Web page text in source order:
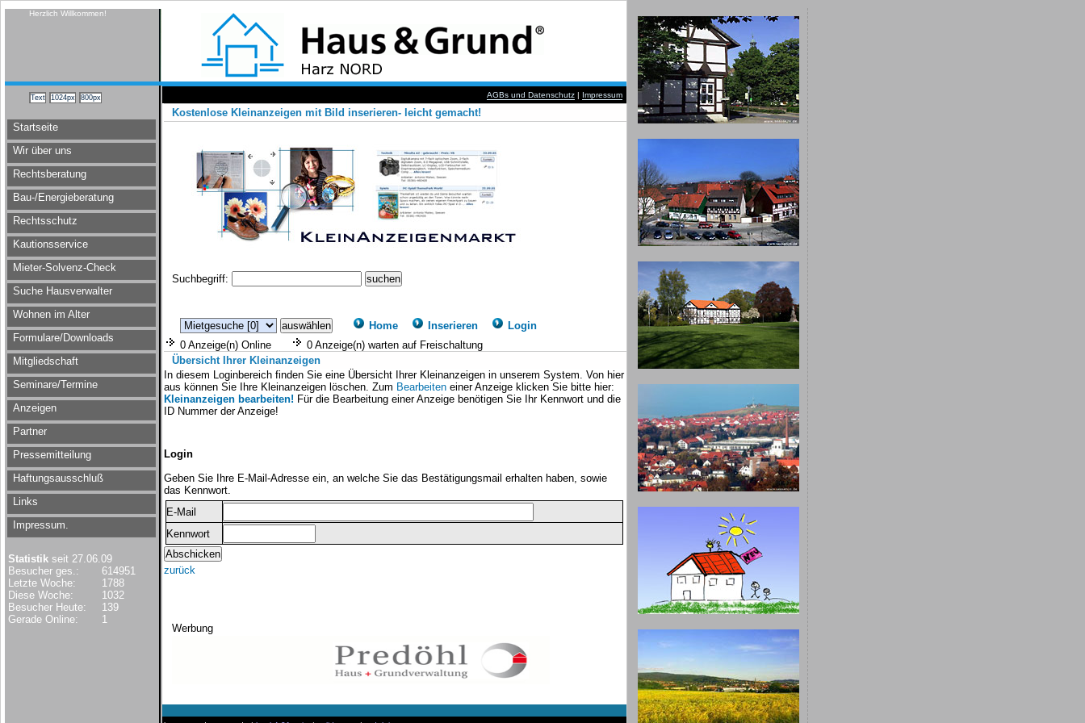
Herzlich Willkommen!
Startseite
Wir über uns
Rechtsberatung
Bau-/Energieberatung
Rechtsschutz
Kautionsservice
Mieter-Solvenz-Check
Suche Hausverwalter
Wohnen im Alter
Formulare/Downloads
Mitgliedschaft
Seminare/Termine
Anzeigen
Partner
Pressemitteilung
Haftungsausschluß
Links
Impressum.
Statistik seit 27.06.09
Besucher ges.:
614951
Letzte Woche:
1788
Diese Woche:
1032
Besucher Heute:
139
Gerade Online:
1
AGBs und Datenschutz | Impressum
Kostenlose Kleinanzeigen mit Bild inserieren- leicht gemacht!
Suchbegriff:
Home Inserieren
Login
0 Anzeige(n) Online
0 Anzeige(n) warten auf Freischaltung
Übersicht Ihrer Kleinanzeigen
In diesem Loginbereich finden Sie eine Übersicht Ihrer Kleinanzeigen in unserem System. Von hier
aus können Sie Ihre Kleinanzeigen löschen. Zum Bearbeiten einer Anzeige klicken Sie bitte hier:
Kleinanzeigen bearbeiten! Für die Bearbeitung einer Anzeige benötigen Sie Ihr Kennwort und die
ID Nummer der Anzeige!
Login
Geben Sie Ihre E-Mail-Adresse ein, an welche Sie das Bestätigungsmail erhalten haben, sowie
das Kennwort.
E-Mail
Kennwort
zurück
Werbung